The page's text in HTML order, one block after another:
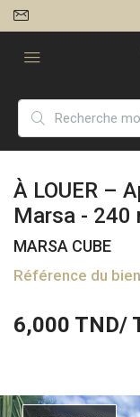
À LOUER –
Marsa - 240
MARSA CUBE
Référence du
6,000 TND/